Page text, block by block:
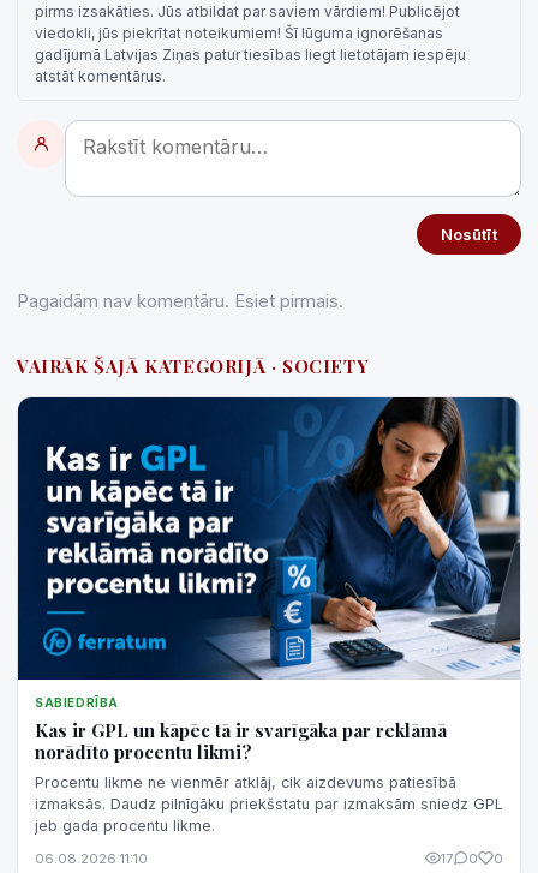
pirms izsakāties. Jūs atbildat par saviem vārdiem! Publicējot
viedokli, jūs piekrītat noteikumiem! Šī lūguma ignorēšanas
gadījumā Latvijas Ziņas patur tiesības liegt lietotājam iespēju
atstāt komentārus.
Nosūtīt
Pagaidām nav komentāru. Esiet pirmais.
VAIRĀK ŠAJĀ KATEGORIJĀ · SOCIETY
SABIEDRĪBA
Kas ir GPL un kāpēc tā ir svarīgāka par reklāmā
norādīto procentu likmi?
Procentu likme ne vienmēr atklāj, cik aizdevums patiesībā
izmaksās. Daudz pilnīgāku priekšstatu par izmaksām sniedz GPL
jeb gada procentu likme.
06.08.2026 11:10 17 0 0